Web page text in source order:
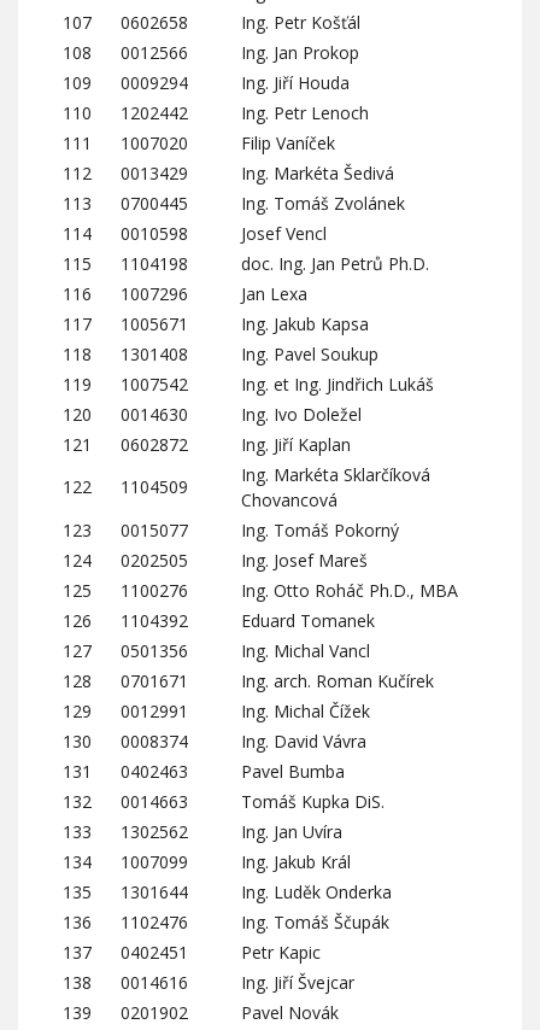
107
0602658
Ing. Petr Košťál
108
0012566
Ing. Jan Prokop
109
0009294
Ing. Jiří Houda
110
1202442
Ing. Petr Lenoch
111
1007020
Filip Vaníček
112
0013429
Ing. Markéta Šedivá
113
0700445
Ing. Tomáš Zvolánek
114
0010598
Josef Vencl
115
1104198
doc. Ing. Jan Petrů Ph.D.
116
1007296
Jan Lexa
117
1005671
Ing. Jakub Kapsa
118
1301408
Ing. Pavel Soukup
119
1007542
Ing. et Ing. Jindřich Lukáš
120
0014630
Ing. Ivo Doležel
121
0602872
Ing. Jiří Kaplan
122
1104509
Ing. Markéta Sklarčíková
Chovancová
123
0015077
Ing. Tomáš Pokorný
124
0202505
Ing. Josef Mareš
125
1100276
Ing. Otto Roháč Ph.D., MBA
126
1104392
Eduard Tomanek
127
0501356
Ing. Michal Vancl
128
0701671
Ing. arch. Roman Kučírek
129
0012991
Ing. Michal Čížek
130
0008374
Ing. David Vávra
131
0402463
Pavel Bumba
132
0014663
Tomáš Kupka DiS.
133
1302562
Ing. Jan Uvíra
134
1007099
Ing. Jakub Král
135
1301644
Ing. Luděk Onderka
136
1102476
Ing. Tomáš Ščupák
137
0402451
Petr Kapic
138
0014616
Ing. Jiří Švejcar
139
0201902
Pavel Novák